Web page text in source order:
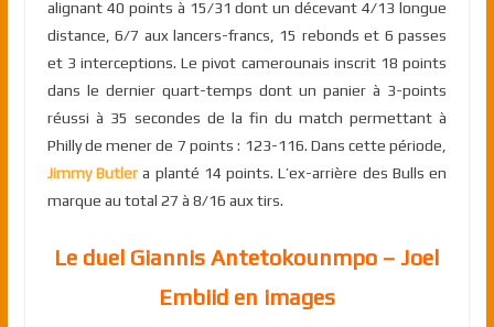
alignant 40 points à 15/31 dont un décevant 4/13 longue
distance, 6/7 aux lancers-francs, 15 rebonds et 6 passes
et 3 interceptions. Le pivot camerounais inscrit 18 points
dans le dernier quart-temps dont un panier à 3-points
réussi à 35 secondes de la fin du match permettant à
Philly de mener de 7 points : 123-116. Dans cette période,
Jimmy Butler a planté 14 points. L’ex-arrière des Bulls en
marque au total 27 à 8/16 aux tirs.
Le duel Giannis Antetokounmpo – Joel
Embiid en images